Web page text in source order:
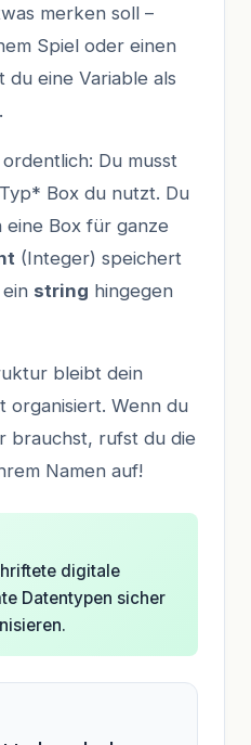
merken soll –
Spiel oder einen
du eine Variable als
Du musst
Box du nutzt. Du
eine Box für ganze
(Integer) speichert
string hingegen
bleibt dein
organisiert. Wenn du
brauchst, rufst du die
Namen auf!
digitale
Datentypen sicher